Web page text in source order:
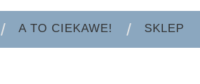
A TO CIEKAWE! SKLEP